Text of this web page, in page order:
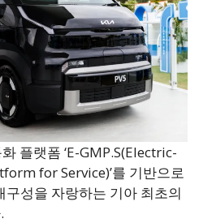
플랫폼 ‘E-GMP.S(Electric-
for Service)’를 기반으로
구성을 자랑하는 기아 최초의